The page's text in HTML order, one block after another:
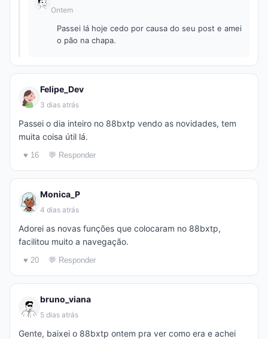
Ontem
Passei lá hoje cedo por causa do seu post e amei
o pão na chapa.
Felipe_Dev
3 dias atrás
Passei o dia inteiro no 88bxtp vendo as novidades, tem
muita coisa útil lá.
♥ 16 💬 Responder
Monica_P
4 dias atrás
Adorei as novas funções que colocaram no 88bxtp,
facilitou muito a navegação.
♥ 20 💬 Responder
bruno_viana
5 dias atrás
Gente, baixei o 88bxtp ontem pra ver como era e achei